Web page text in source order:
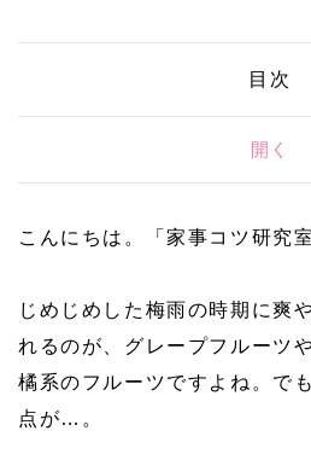
目次
開く
こんにちは。「家事コツ研究
じめじめした梅雨の時期に爽
れるのが、グレープフルーツ
橘系のフルーツですよね。で
点が…。